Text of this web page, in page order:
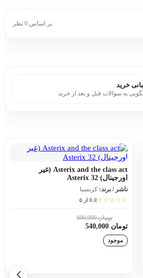
بر اساس 0 نظر
خرید
به سوالات قبل و بعد از خرید
Asterix and the class act (غیر
اورجینال) Asterix 32
ناشر / برند: کرنسیا
☆☆☆☆☆0.0 از ۵
تومان 600,000
تومان 540,000
موجود